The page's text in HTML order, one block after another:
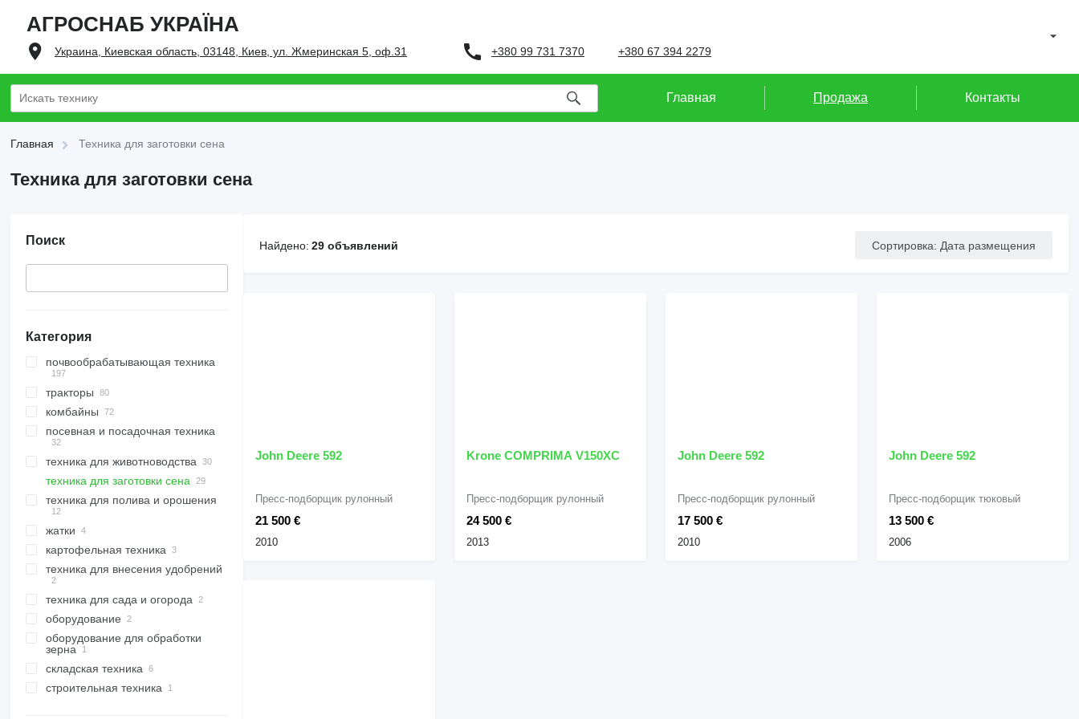
АГРОСНАБ УКРАЇНА
Украина, Киевская область, 03148, Киев, ул. Жмеринская 5, оф.31 +380 99 731 7370 +380 67 394 2279
Главная Продажа Контакты
Главная Техника для заготовки сена
Техника для заготовки сена
Поиск
Категория
почвообрабатывающая техника
плуги оборотные
катки сельхозтехника
катки кольчатые
другие
сельскохозяйственные
бороны
агрегаты предпосевные
стерневые культиваторы
тракторы
тракторы колесные
тракторы гусеничные
комбайны
зерноуборочные комбайны
кормоуборочные комбайны
посевная и посадочная техника
посевные комплексы
сеялки сплошного высева
сеялки сплошного высева
техника для животноводства
техника для животноводства
измельчители соломы
техника для заготовки сена
пресс-подборщики тюковые
косилки
косилки-плющилки
грабли ворошилки
техника для полива и орошения
опрыскиватели прицепные
опрыскиватели самоходные
жатки
жатки зерновые
жатки кукурузные
картофельная техника
картофелеуборочные
картофелесажалки
картофелекопалки
техника для внесения удобрений
разбрасыватели минеральных
навесные
техника для сада и огорода
косилки для обочин
оборудование
оборудование для
сельхозтехники
навесные фронтальные
оборудование для обработки
зерна
загрузчики зерна в рукава
складская техника
вилочные погрузчики
строительная техника
Найдено: 29 объявлений Сортировка: Дата размещения
John Deere 592
21 500 €
Пресс-подборщик рулонный
2010
Krone COMPRIMA V150XC
24 500 €
Пресс-подборщик рулонный
2013
John Deere 592
17 500 €
Пресс-подборщик рулонный
2010
John Deere 592
13 500 €
Пресс-подборщик тюковый
2006